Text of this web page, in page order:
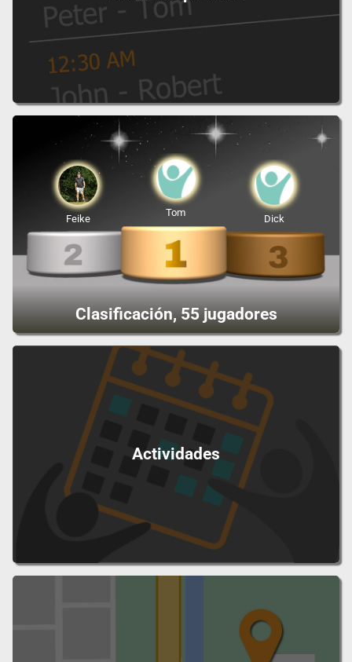
Clasificación, 55 jugadores
Tom
Feike Dick
Actividades